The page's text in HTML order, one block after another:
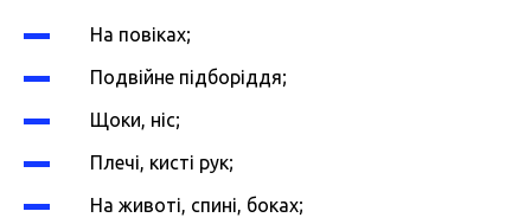
На повіках;
Подвійне підборіддя;
Щоки, ніс;
Плечі, кисті рук;
На животі, спині, боках;